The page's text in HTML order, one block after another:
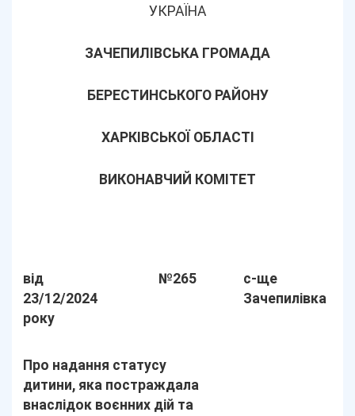
УКРАЇНА
ЗАЧЕПИЛІВСЬКА ГРОМАДА
БЕРЕСТИНСЬКОГО РАЙОНУ
ХАРКІВСЬКОЇ ОБЛАСТІ
ВИКОНАВЧИЙ КОМІТЕТ
від
23/12/2024
року
№265
с-ще
Зачепилівка
Про надання статусу
дитини, яка постраждала
внаслідок воєнних дій та